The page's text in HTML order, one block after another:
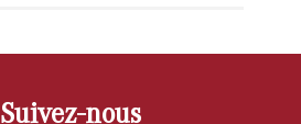
Suivez-nous